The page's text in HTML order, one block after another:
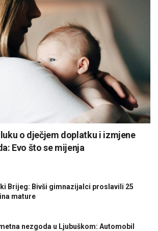
o dječjem doplatku i izmjene
Evo što se mijenja
Brijeg: Bivši gimnazijalci proslavili 25
mature
nezgoda u Ljubuškom: Automobil